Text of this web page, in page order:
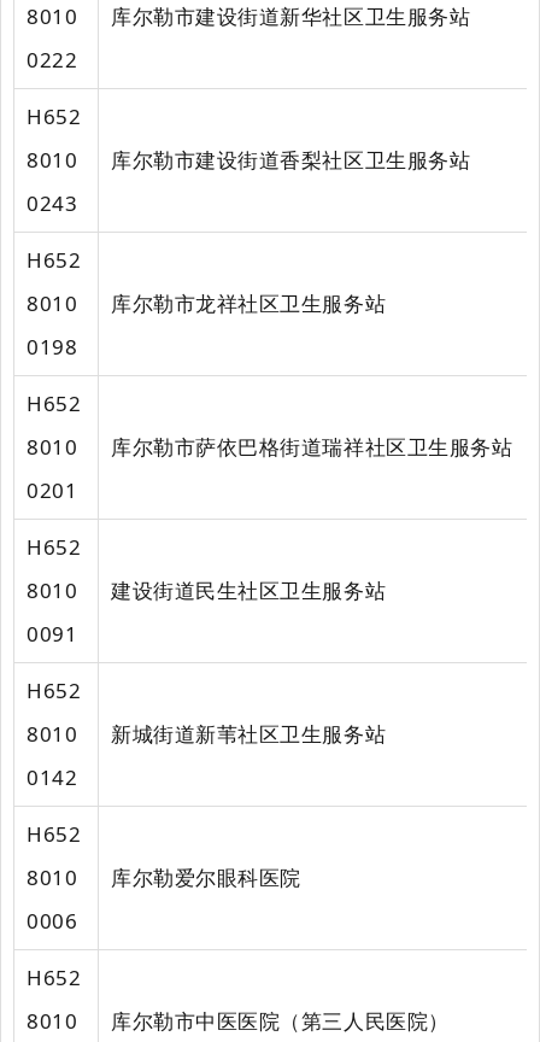
8010
0222
库尔勒市建设街道新华社区卫生服务站
H652
8010
0243
库尔勒市建设街道香梨社区卫生服务站
H652
8010
0198
库尔勒市龙祥社区卫生服务站
H652
8010
0201
库尔勒市萨依巴格街道瑞祥社区卫生服务站
H652
8010
0091
建设街道民生社区卫生服务站
H652
8010
0142
新城街道新苇社区卫生服务站
H652
8010
0006
库尔勒爱尔眼科医院
H652
8010
库尔勒市中医医院（第三人民医院）